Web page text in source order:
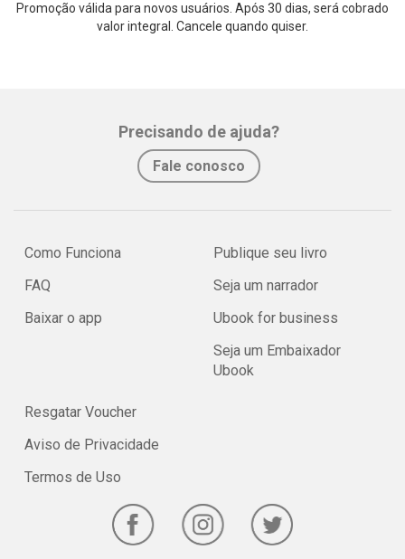
Promoção válida para novos usuários. Após 30 dias, será cobrado
valor integral. Cancele quando quiser.
Precisando de ajuda?
Fale conosco
Como Funciona
FAQ
Baixar o app
Publique seu livro
Seja um narrador
Ubook for business
Seja um Embaixador
Ubook
Resgatar Voucher
Aviso de Privacidade
Termos de Uso